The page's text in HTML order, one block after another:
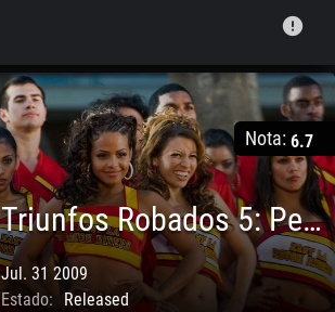
error
Nota: 6.7
Triunfos Robados 5: Pelea Hasta El Final
Jul. 31 2009
Estado:
Released